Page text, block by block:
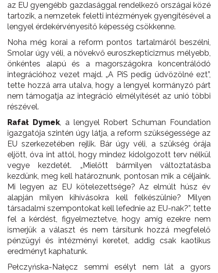
az EU gyengébb gazdasággal rendelkező országai közé
tartozik, a nemzetek feletti intézmények gyengítésével a
lengyel érdekérvényesítő képesség csökkenne.
Noha még korai a reform pontos tartalmáról beszélni,
Smolar úgy véli, a növekvő euroszkepticizmus mélyebb,
önkéntes alapú és a magországokra koncentrálódó
integrációhoz vezet majd. „A PiS pedig üdvözölné ezt”,
tette hozzá arra utalva, hogy a lengyel kormányzó párt
nem támogatja az integráció elmélyítését az unió többi
részével.
Rafał Dymek, a lengyel Robert Schuman Foundation
igazgatója szintén úgy látja, a reform szükségessége az
EU szerkezetében rejlik. Bár úgy véli, a szükség órája
eljött, óva int attól, hogy mindez kidolgozott terv nélkül
vegye kezdetét. „Mielőtt bármilyen változtatásba
kezdünk, meg kell határoznunk, pontosan mik a céljaink.
Mi legyen az EU kötelezettsége? Az elmúlt húsz év
alapján milyen kihívásokra kell felkészülnie? Milyen
társadalmi szempontokat kell lefednie az EU-nak?”, tette
fel a kérdést, figyelmeztetve, hogy amíg ezekre nem
ismerjük a választ és nem társítunk hozzá megfelelő
pénzügyi és intézményi keretet, addig csak kaotikus
eredményt kaphatunk.
Pełczyńska-Nałęcz semmi esélyt nem lát a gyors